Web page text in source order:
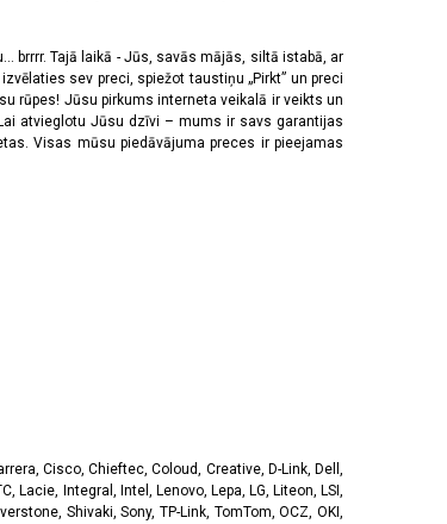
brrrr. Tajā laikā - Jūs, savās mājās, siltā istabā, ar
sev preci, spiežot taustiņu „Pirkt” un preci
rūpes! Jūsu pirkums interneta veikalā ir veikts un
atvieglotu Jūsu dzīvi – mums ir savs garantijas
Visas mūsu piedāvājuma preces ir pieejamas
Cisco, Chieftec, Coloud, Creative, D-Link, Dell,
Lacie, Integral, Intel, Lenovo, Lepa, LG, Liteon, LSI,
Shivaki, Sony, TP-Link, TomTom, OCZ, OKI,